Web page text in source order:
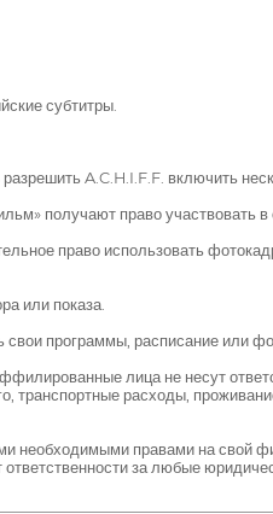
субтитры.
A.C.H.I.F.F. включить
получают право участвовать
право использовать
или показа.
программы, расписание или
лица не несут
расходы,
необходимыми правами на
за любые